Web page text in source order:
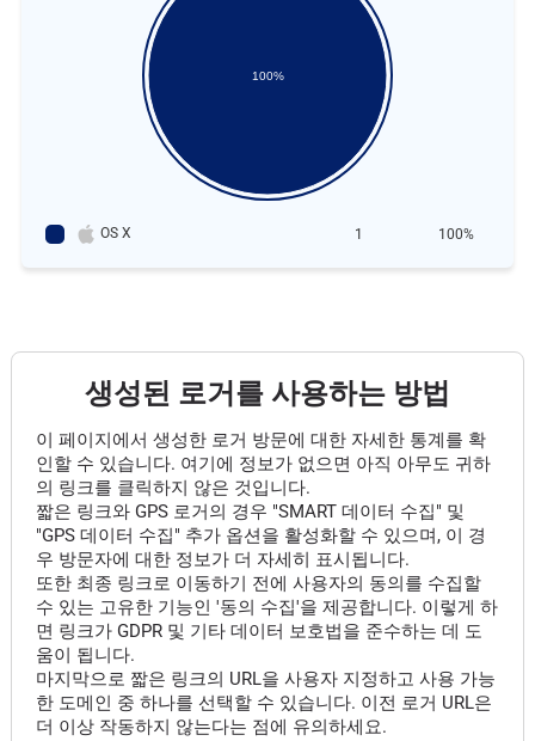
100%
OS X 1 100%
생성된 로거를 사용하는 방법
이 페이지에서 생성한 로거 방문에 대한 자세한 통계를 확
인할 수 있습니다. 여기에 정보가 없으면 아직 아무도 귀하
의 링크를 클릭하지 않은 것입니다.
짧은 링크와 GPS 로거의 경우 "SMART 데이터 수집" 및
"GPS 데이터 수집" 추가 옵션을 활성화할 수 있으며, 이 경
우 방문자에 대한 정보가 더 자세히 표시됩니다.
또한 최종 링크로 이동하기 전에 사용자의 동의를 수집할
수 있는 고유한 기능인 '동의 수집'을 제공합니다. 이렇게 하
면 링크가 GDPR 및 기타 데이터 보호법을 준수하는 데 도
움이 됩니다.
마지막으로 짧은 링크의 URL을 사용자 지정하고 사용 가능
한 도메인 중 하나를 선택할 수 있습니다. 이전 로거 URL은
더 이상 작동하지 않는다는 점에 유의하세요.